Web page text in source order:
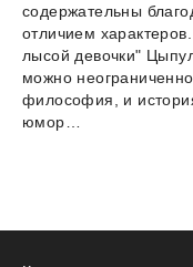
содержательны
отличием
лысой девочки"
можно
философия, и
юмор…